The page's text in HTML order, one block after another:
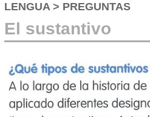
LENGUA > PREGUNTAS
El sustantivo